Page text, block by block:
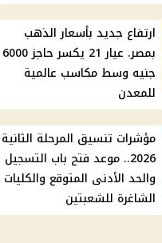
ارتفاع جديد بأسعار الذهب
بمصر. عيار 21 يكسر حاجز 6000
جنيه وسط مكاسب عالمية
للمعدن
مؤشرات تنسيق المرحلة الثانية
2026.. موعد فتح باب التسجيل
والحد الأدنى المتوقع والكليات
الشاغرة للشعبتين